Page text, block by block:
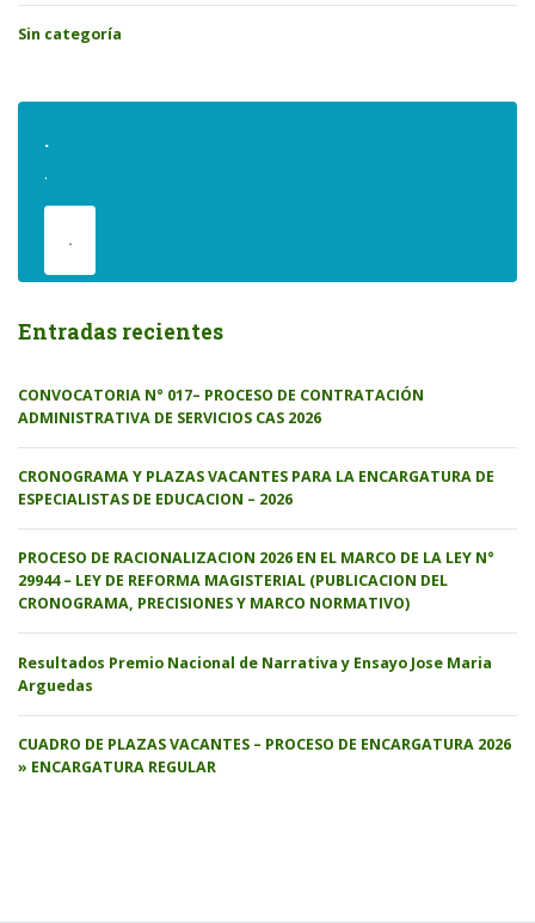
Sin categoría
.
.
.
Entradas recientes
CONVOCATORIA N° 017– PROCESO DE CONTRATACIÓN
ADMINISTRATIVA DE SERVICIOS CAS 2026
CRONOGRAMA Y PLAZAS VACANTES PARA LA ENCARGATURA DE
ESPECIALISTAS DE EDUCACION – 2026
PROCESO DE RACIONALIZACION 2026 EN EL MARCO DE LA LEY N°
29944 – LEY DE REFORMA MAGISTERIAL (PUBLICACION DEL
CRONOGRAMA, PRECISIONES Y MARCO NORMATIVO)
Resultados Premio Nacional de Narrativa y Ensayo Jose Maria
Arguedas
CUADRO DE PLAZAS VACANTES – PROCESO DE ENCARGATURA 2026
» ENCARGATURA REGULAR